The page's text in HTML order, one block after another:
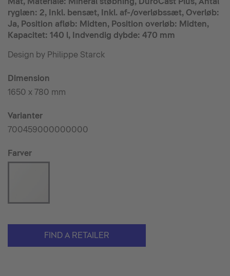
ryglæn: 2, Inkl. bensæt, Inkl. af-/overløbssæt, Overløb:
Ja, Position afløb: Midten, Position overløb: Midten,
Kapacitet: 140 l, Indvendig dybde: 470 mm
Design by Philippe Starck
Dimension
1650 x 780 mm
Varianter
700459000000000
Farver
FIND A RETAILER